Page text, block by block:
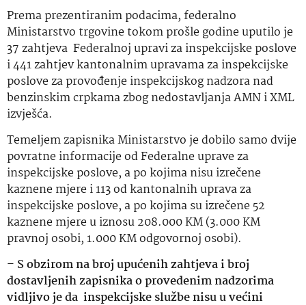
Prema prezentiranim podacima, federalno
Ministarstvo trgovine tokom prošle godine uputilo je
37 zahtjeva Federalnoj upravi za inspekcijske poslove
i 441 zahtjev kantonalnim upravama za inspekcijske
poslove za provođenje inspekcijskog nadzora nad
benzinskim crpkama zbog nedostavljanja AMN i XML
izvješća.
Temeljem zapisnika Ministarstvo je dobilo samo dvije
povratne informacije od Federalne uprave za
inspekcijske poslove, a po kojima nisu izrečene
kaznene mjere i 113 od kantonalnih uprava za
inspekcijske poslove, a po kojima su izrečene 52
kaznene mjere u iznosu 208.000 KM (3.000 KM
pravnoj osobi, 1.000 KM odgovornoj osobi).
– S obzirom na broj upućenih zahtjeva i broj
dostavljenih zapisnika o provedenim nadzorima
vidljivo je da inspekcijske službe nisu u većini